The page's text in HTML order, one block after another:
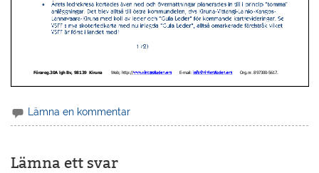
Lämna en kommentar
Lämna ett svar